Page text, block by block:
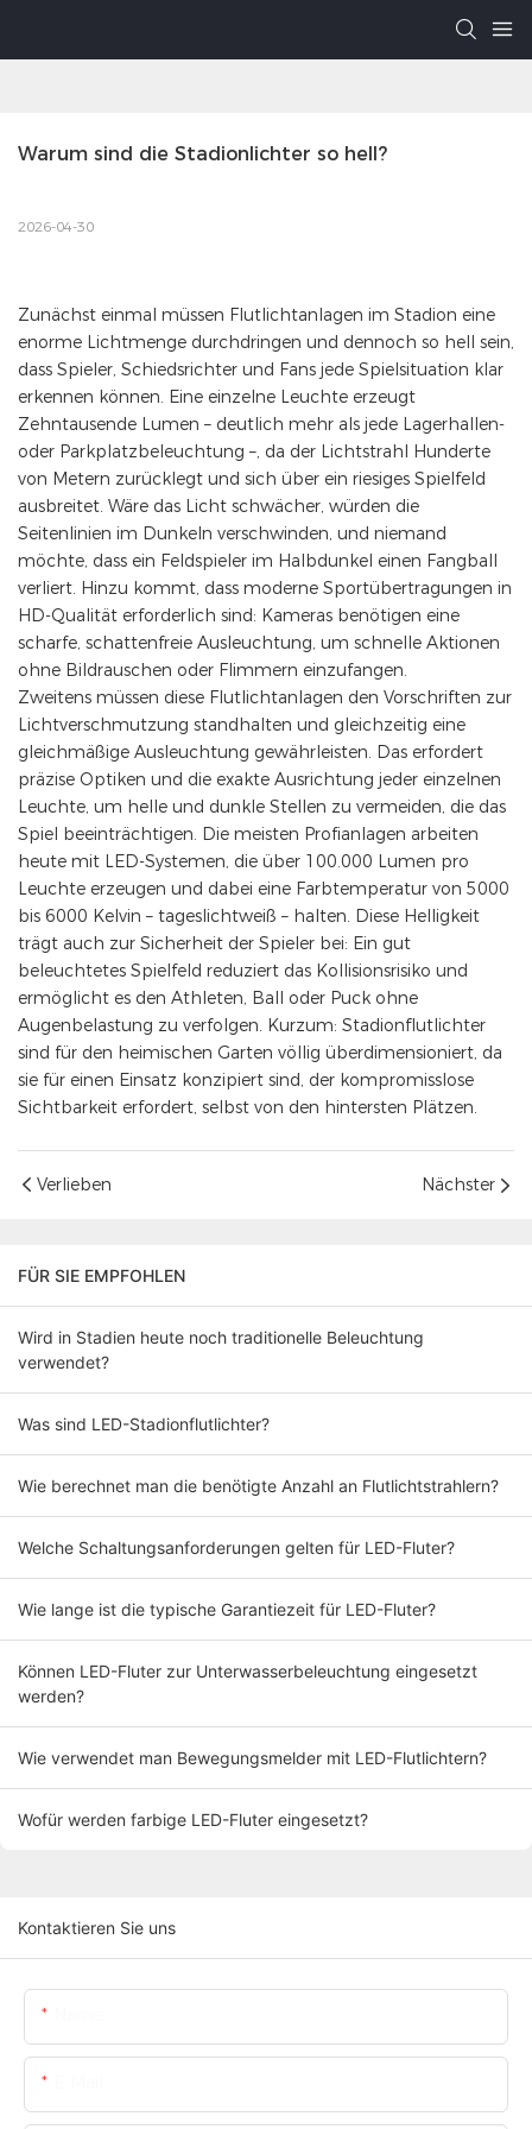
Warum sind die Stadionlichter so hell?
2026-04-30
Zunächst einmal müssen Flutlichtanlagen im Stadion eine
enorme Lichtmenge durchdringen und dennoch so hell sein,
dass Spieler, Schiedsrichter und Fans jede Spielsituation klar
erkennen können. Eine einzelne Leuchte erzeugt
Zehntausende Lumen – deutlich mehr als jede Lagerhallen-
oder Parkplatzbeleuchtung –, da der Lichtstrahl Hunderte
von Metern zurücklegt und sich über ein riesiges Spielfeld
ausbreitet. Wäre das Licht schwächer, würden die
Seitenlinien im Dunkeln verschwinden, und niemand
möchte, dass ein Feldspieler im Halbdunkel einen Fangball
verliert. Hinzu kommt, dass moderne Sportübertragungen in
HD-Qualität erforderlich sind: Kameras benötigen eine
scharfe, schattenfreie Ausleuchtung, um schnelle Aktionen
ohne Bildrauschen oder Flimmern einzufangen.
Zweitens müssen diese Flutlichtanlagen den Vorschriften zur
Lichtverschmutzung standhalten und gleichzeitig eine
gleichmäßige Ausleuchtung gewährleisten. Das erfordert
präzise Optiken und die exakte Ausrichtung jeder einzelnen
Leuchte, um helle und dunkle Stellen zu vermeiden, die das
Spiel beeinträchtigen. Die meisten Profianlagen arbeiten
heute mit LED-Systemen, die über 100.000 Lumen pro
Leuchte erzeugen und dabei eine Farbtemperatur von 5000
bis 6000 Kelvin – tageslichtweiß – halten. Diese Helligkeit
trägt auch zur Sicherheit der Spieler bei: Ein gut
beleuchtetes Spielfeld reduziert das Kollisionsrisiko und
ermöglicht es den Athleten, Ball oder Puck ohne
Augenbelastung zu verfolgen. Kurzum: Stadionflutlichter
sind für den heimischen Garten völlig überdimensioniert, da
sie für einen Einsatz konzipiert sind, der kompromisslose
Sichtbarkeit erfordert, selbst von den hintersten Plätzen.
Verlieben Nächster
FÜR SIE EMPFOHLEN
Wird in Stadien heute noch traditionelle Beleuchtung
verwendet?
Was sind LED-Stadionflutlichter?
Wie berechnet man die benötigte Anzahl an Flutlichtstrahlern?
Welche Schaltungsanforderungen gelten für LED-Fluter?
Wie lange ist die typische Garantiezeit für LED-Fluter?
Können LED-Fluter zur Unterwasserbeleuchtung eingesetzt
werden?
Wie verwendet man Bewegungsmelder mit LED-Flutlichtern?
Wofür werden farbige LED-Fluter eingesetzt?
Kontaktieren Sie uns